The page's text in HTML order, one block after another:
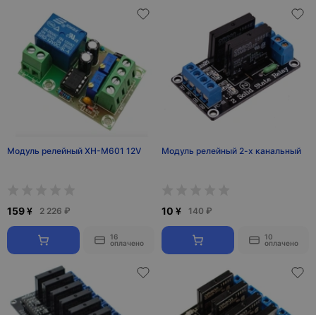
Модуль релейный XH-M601 12V
159 ¥ 2 226 ₽
16
оплачено
Модуль релейный 2-х канальный
10 ¥ 140 ₽
10
оплачено